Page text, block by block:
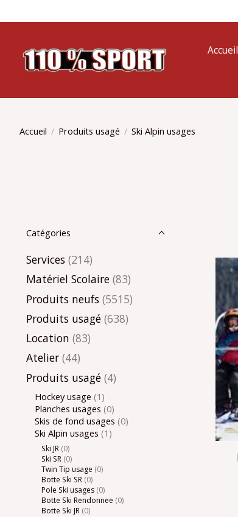
Accueil
Accueil / Produits usagé / Ski Alpin usages
Catégories
Services (214)
Matériel Scolaire (83)
Produits neufs (5515)
Produits usagé (638)
Location (83)
Atelier (44)
Produits usagé (4)
Hockey usage (1)
Planches usages (0)
Skis de fond usages (0)
Ski Alpin usages (1)
Ski JR (0)
Ski SR (0)
Twin Tip usage (0)
Botte Ski SR (0)
Pole Ski usages (0)
Botte Ski Rendonnee (0)
Botte Ski JR (0)